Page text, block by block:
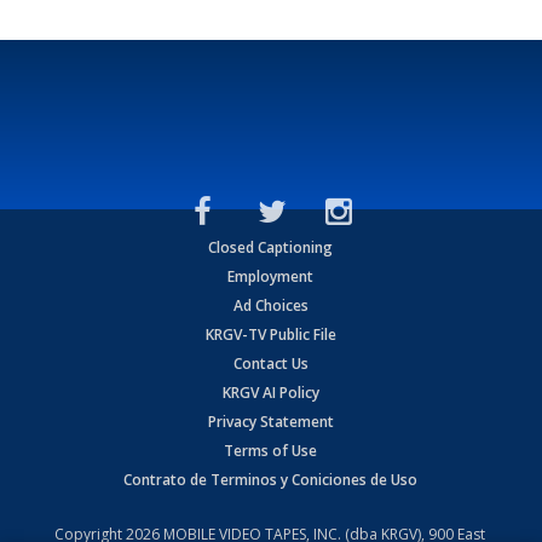
Closed Captioning
Employment
Ad Choices
KRGV-TV Public File
Contact Us
KRGV AI Policy
Privacy Statement
Terms of Use
Contrato de Terminos y Coniciones de Uso
Copyright2026 MOBILE VIDEO TAPES, INC. (dba KRGV), 900 East